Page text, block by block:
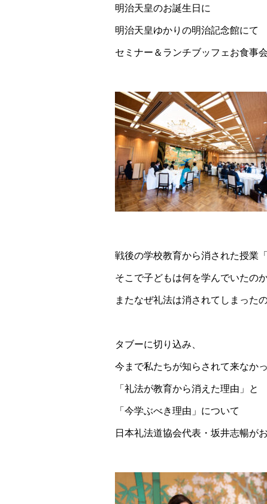
明治天皇のお誕生日に
明治天皇ゆかりの明治記念館にて
セミナー＆ランチブッフェお食事
戦後の学校教育から消された授業「
そこで子どもは何を学んでいたのか
またなぜ礼法は消されてしまったの
タブーに切り込み、
今まで私たちが知らされて来なか
「礼法が教育から消えた理由」と
「今学ぶべき理由」について
日本礼法道協会代表・坂井志暢が